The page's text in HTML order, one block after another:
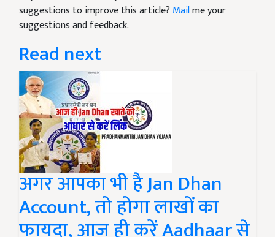
suggestions to improve this article? Mailme your
suggestions and feedback.
Read next
अगर आपका भी है Jan Dhan
Account, तो होगा लाखों का
फायदा, आज ही करें Aadhaar से